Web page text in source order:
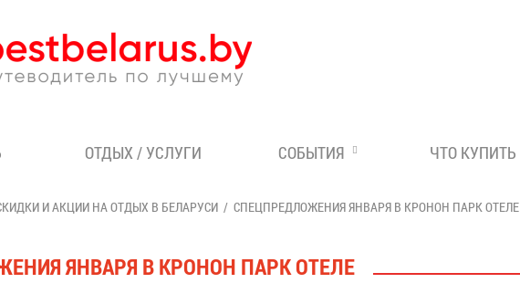
ОТДЫХ / УСЛУГИ СОБЫТИЯ ЧТО КУПИТЬ
И АКЦИИ НА ОТДЫХ В БЕЛАРУСИ СПЕЦПРЕДЛОЖЕНИЯ ЯНВАРЯ В КРОНОН ПАРК ОТЕЛЕ
ЯНВАРЯ В КРОНОН ПАРК ОТЕЛЕ